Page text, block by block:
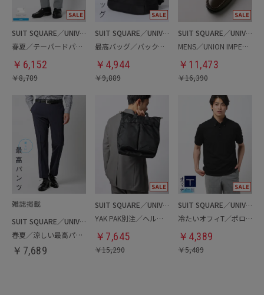
SUIT SQUARE／UNIVERSAL LANGUAGE
春夏／テーパードパンツ
￥ 6,152
￥8,789
SUIT SQUARE／UNIVERSAL LANGUAGE
最高バッグ／バックパック
￥ 4,944
￥9,889
SUIT SQUARE／UNIVERSAL LANGUAGE
MENS／UNION IMPERIAL監修／コインローファー
￥ 11,473
￥16,390
SUIT SQUARE／UNIVERSAL LANGUAGE
春夏／涼しい最高パンツ
￥ 7,689
SUIT SQUARE／UNIVERSAL LANGUAGE
YAK PAK別注／ヘルメットバッグ
￥ 7,645
￥15,290
SUIT SQUARE／UNIVERSAL LANGUAGE
冷たいオフィT／ポロシャツ
￥ 4,389
￥5,489